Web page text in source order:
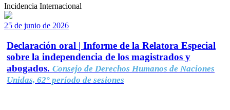
Incidencia Internacional
25 de junio de 2026
Declaración oral | Informe de la Relatora Especial
sobre la independencia de los magistrados y
abogados. Consejo de Derechos Humanos de Naciones
Unidas, 62° período de sesiones